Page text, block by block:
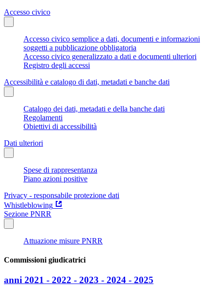
Accesso civico
Accesso civico semplice a dati, documenti e informazioni
soggetti a pubblicazione obbligatoria
Accesso civico generalizzato a dati e documenti ulteriori
Registro degli accessi
Accessibilità e catalogo di dati, metadati e banche dati
Catalogo dei dati, metadati e della banche dati
Regolamenti
Obiettivi di accessibilità
Dati ulteriori
Spese di rappresentanza
Piano azioni positive
Privacy - responsabile protezione dati
Whistleblowing
Sezione PNRR
Attuazione misure PNRR
Commissioni giudicatrici
anni 2021 - 2022 - 2023 - 2024 - 2025